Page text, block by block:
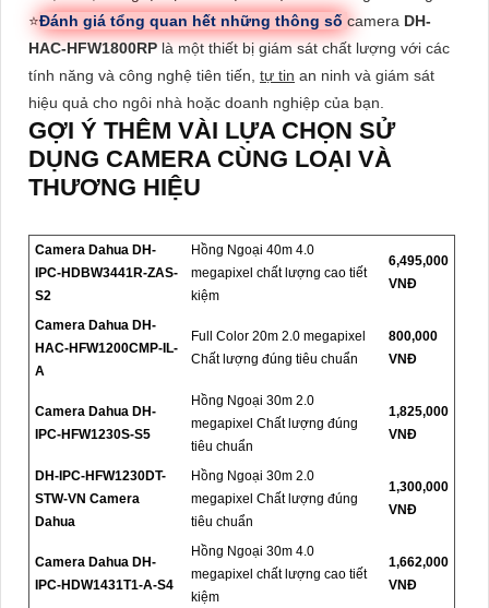
⭐Đánh giá tổng quan hết những thông số camera DH-
HAC-HFW1800RPlà một thiết bị giám sát chất lượng với các
tính năng và công nghệ tiên tiến, tự tin an ninh và giám sát
hiệu quả cho ngôi nhà hoặc doanh nghiệp của bạn.
GỢI Ý THÊM VÀI LỰA CHỌN SỬ
DỤNG CAMERA CÙNG LOẠI VÀ
THƯƠNG HIỆU
Camera Dahua DH-
IPC-HDBW3441R-ZAS-
S2
Hồng Ngoại 40m 4.0
megapixel chất lượng cao tiết
kiệm
6,495,000
VNĐ
Camera Dahua DH-
HAC-HFW1200CMP-IL-
A
Full Color 20m 2.0 megapixel
Chất lượng đúng tiêu chuẩn
800,000
VNĐ
Camera Dahua DH-
IPC-HFW1230S-S5
Hồng Ngoại 30m 2.0
megapixel Chất lượng đúng
tiêu chuẩn
1,825,000
VNĐ
DH-IPC-HFW1230DT-
STW-VN Camera
Dahua
Hồng Ngoại 30m 2.0
megapixel Chất lượng đúng
tiêu chuẩn
1,300,000
VNĐ
Camera Dahua DH-
IPC-HDW1431T1-A-S4
Hồng Ngoại 30m 4.0
megapixel chất lượng cao tiết
kiệm
1,662,000
VNĐ